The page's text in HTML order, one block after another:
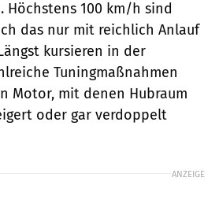
Höchstens 100 km/h sind
das nur mit reichlich Anlauf
kursieren in der
Tuningmaßnahmen
Motor, mit denen Hubraum
oder gar verdoppelt
ANZEIGE